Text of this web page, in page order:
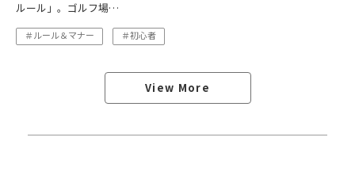
ルール」。ゴルフ場…
＃ルール＆マナー ＃初心者
View More